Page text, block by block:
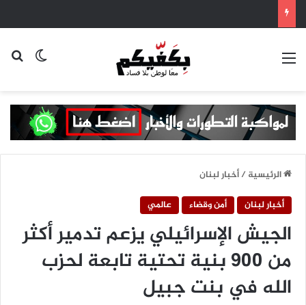
القائمة
الرئيسية/أخبار لبنان
أخبار لبنان
أمن وقضاء عالمي
الجيش الإسرائيلي يزعم تدمير أكثر
من 900 بنية تحتية تابعة لحزب
الله في بنت جبيل